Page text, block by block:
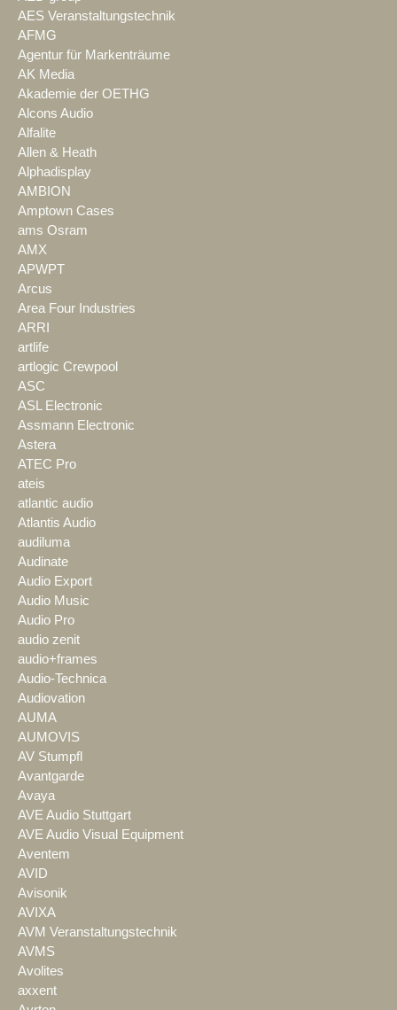
AES Veranstaltungstechnik
AFMG
Agentur für Markenträume
AK Media
Akademie der OETHG
Alcons Audio
Alfalite
Allen & Heath
Alphadisplay
AMBION
Amptown Cases
ams Osram
AMX
APWPT
Arcus
Area Four Industries
ARRI
artlife
artlogic Crewpool
ASC
ASL Electronic
Assmann Electronic
Astera
ATEC Pro
ateis
atlantic audio
Atlantis Audio
audiluma
Audinate
Audio Export
Audio Music
Audio Pro
audio zenit
audio+frames
Audio-Technica
Audiovation
AUMA
AUMOVIS
AV Stumpfl
Avantgarde
Avaya
AVE Audio Stuttgart
AVE Audio Visual Equipment
Aventem
AVID
Avisonik
AVIXA
AVM Veranstaltungstechnik
AVMS
Avolites
axxent